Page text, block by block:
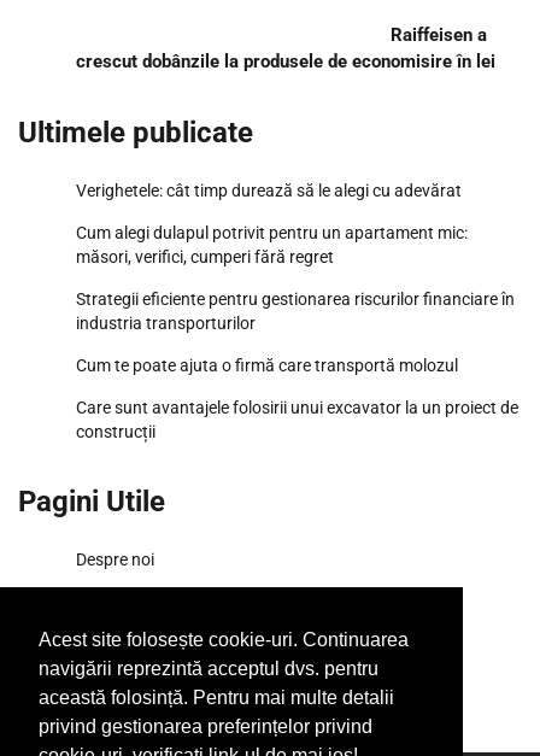
Acest site folosește cookie-uri. Continuarea
navigării reprezintă acceptul dvs. pentru
această folosință. Pentru mai multe detalii
privind gestionarea preferințelor privind
Raiffeisen a
crescut dobânzile la produsele de economisire în lei
Ultimele publicate
Verighetele: cât timp durează să le alegi cu adevărat
Cum alegi dulapul potrivit pentru un apartament mic:
măsori, verifici, cumperi fără regret
Strategii eficiente pentru gestionarea riscurilor financiare în
industria transporturilor
Cum te poate ajuta o firmă care transportă molozul
Care sunt avantajele folosirii unui excavator la un proiect de
construcții
Pagini Utile
Despre noi
SiteMap